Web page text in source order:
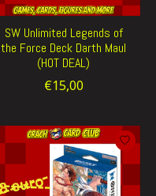
SW Unlimited Legends of
the Force Deck Darth Maul
(HOT DEAL)
€15,00